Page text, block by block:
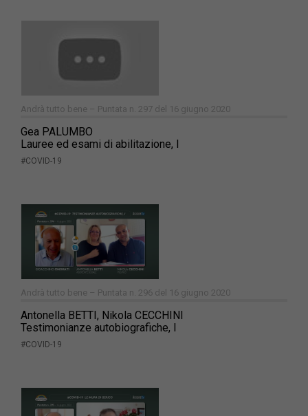
Andrà tutto bene – Puntata n. 297 del 16 giugno 2020
Gea PALUMBO
Lauree ed esami di abilitazione, I
#COVID-19
Andrà tutto bene – Puntata n. 296 del 16 giugno 2020
Antonella BETTI, Nikola CECCHINI
Testimonianze autobiografiche, I
#COVID-19